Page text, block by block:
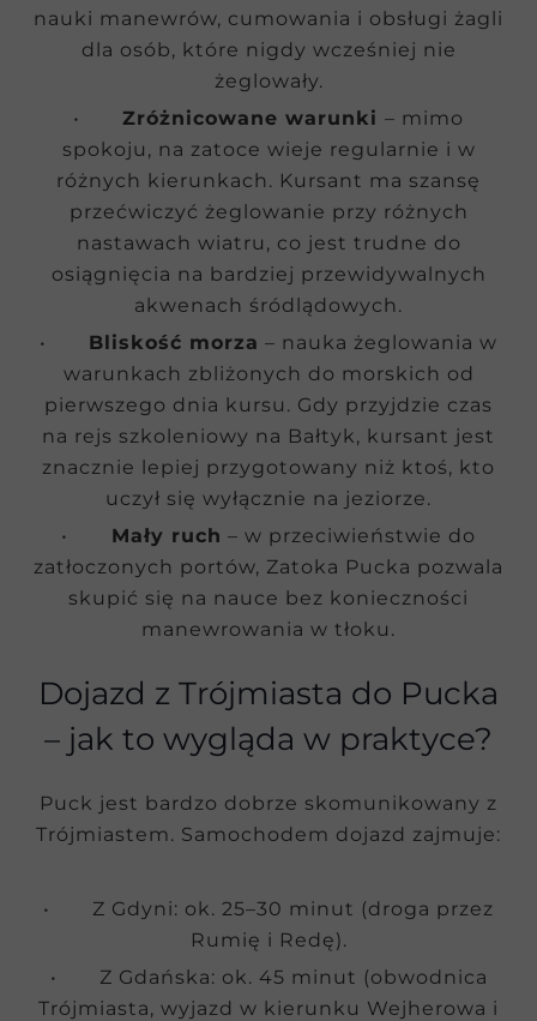
nauki manewrów, cumowania i obsługi żagli
dla osób, które nigdy wcześniej nie
żeglowały.
• Zróżnicowane warunki – mimo
spokoju, na zatoce wieje regularnie i w
różnych kierunkach. Kursant ma szansę
przećwiczyć żeglowanie przy różnych
nastawach wiatru, co jest trudne do
osiągnięcia na bardziej przewidywalnych
akwenach śródlądowych.
• Bliskość morza – nauka żeglowania w
warunkach zbliżonych do morskich od
pierwszego dnia kursu. Gdy przyjdzie czas
na rejs szkoleniowy na Bałtyk, kursant jest
znacznie lepiej przygotowany niż ktoś, kto
uczył się wyłącznie na jeziorze.
•
Mały ruch – w przeciwieństwie do
zatłoczonych portów, Zatoka Pucka pozwala
skupić się na nauce bez konieczności
manewrowania w tłoku.
Dojazd z Trójmiasta do Pucka
– jak to wygląda w praktyce?
Puck jest bardzo dobrze skomunikowany z
Trójmiastem. Samochodem dojazd zajmuje:
• Z Gdyni: ok. 25–30 minut (droga przez
Rumię i Redę).
• Z Gdańska: ok. 45 minut (obwodnica
Trójmiasta, wyjazd w kierunku Wejherowa i